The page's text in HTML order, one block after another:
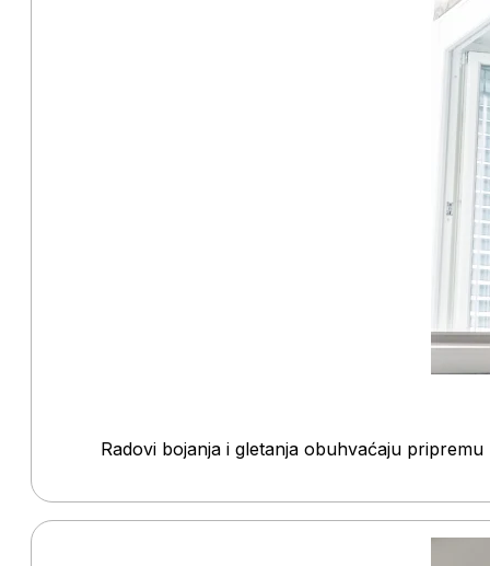
Radovi bojanja i gletanja obuhvaćaju